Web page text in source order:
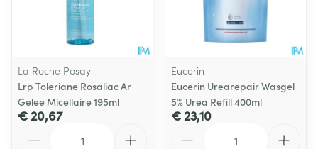
La Roche Posay
Lrp Toleriane Rosaliac Ar
Gelee Micellaire 195ml
€ 20,67
Eucerin
Eucerin Urearepair Wasgel
5% Urea Refill 400ml
€ 23,10